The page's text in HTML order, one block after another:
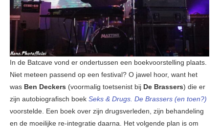
In de Batcave vond er ondertussen een boekvoorstelling plaats.
Niet meteen passend op een festival? O jawel hoor, want het
was Ben Deckers (voormalig toetsenist bij De Brassers) die er
zijn autobiografisch boek Seks & Drugs. De Brassers (en toen?)
voorstelde. Een boek over zijn drugsverleden, zijn behandeling
en de moeilijke re-integratie daarna. Het volgende plan is om